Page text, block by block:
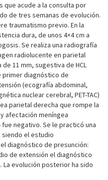
que acude a la consulta por
de tres semanas de evolución.
traumatismo previo. En la
dura, de unos 4×4 cm a
Se realiza una radiografía
radiolucente en parietal
11 mm, sugestiva de HCL
primer diagnóstico de
(ecografía abdominal,
nuclear cerebral, PET-TAC)
parietal derecha que rompe la
afectación meníngea
negativo. Se le practicó una
el estudio
diagnóstico de presunción:
de extensión el diagnóstico
La evolución posterior ha sido